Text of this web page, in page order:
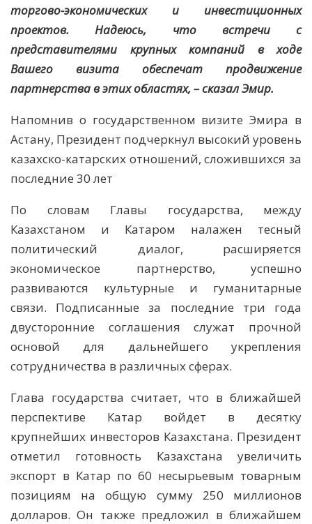
торгово-экономических и инвестиционных
проектов. Надеюсь, что встречи с
представителями крупных компаний в ходе
Вашего визита обеспечат продвижение
партнерства в этих областях, – сказал Эмир.
Напомнив о государственном визите Эмира в
Астану, Президент подчеркнул высокий уровень
казахско-катарских отношений, сложившихся за
последние 30 лет
По словам Главы государства, между
Казахстаном и Катаром налажен тесный
политический диалог, расширяется
экономическое партнерство, успешно
развиваются культурные и гуманитарные
связи. Подписанные за последние три года
двусторонние соглашения служат прочной
основой для дальнейшего укрепления
сотрудничества в различных сферах.
Глава государства считает, что в ближайшей
перспективе Катар войдет в десятку
крупнейших инвесторов Казахстана. Президент
отметил готовность Казахстана увеличить
экспорт в Катар по 60 несырьевым товарным
позициям на общую сумму 250 миллионов
долларов. Он также предложил в ближайшем